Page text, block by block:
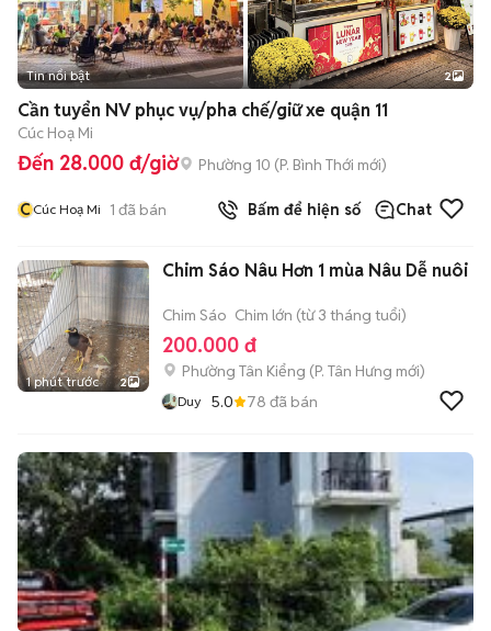
Tin nổi bật 2
Cần tuyển NV phục vụ/pha chế/giữ xe quận 11
Cúc Hoạ Mi
Đến 28.000 đ/giờ Phường 10 (P. Bình Thới mới)
CCúc Hoạ Mi 1 đã bán Bấm để hiện số Chat
1 phút trước 2
Chim Sáo Nâu Hơn 1 mùa Nâu Dễ nuôi
Chim Sáo Chim lớn (từ 3 tháng tuổi)
200.000 đ
Phường Tân Kiểng (P. Tân Hưng mới)
Duy 5.0 78 đã bán